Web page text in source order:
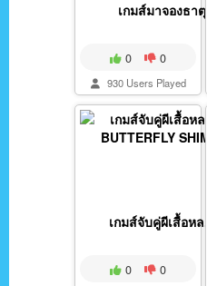
เกมส์มาจองธาตุ
0 0
930 Users Played
เกมส์จับคู่ผีเสื้อหล...
0 0